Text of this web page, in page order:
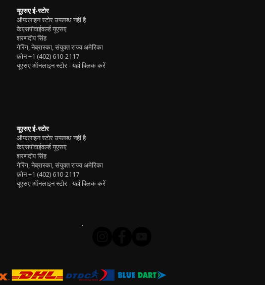
यूएसए ई-स्टोर
ऑफ़लाइन स्टोर उपलब्ध नहीं है
केएसपीवाईवर्ल्ड यूएसए
शरणदीप सिंह
गेरिंग, नेब्रास्का, संयुक्त राज्य अमेरिका
फ़ोन+1 (402) 610-2117
यूएसए ऑनलाइन स्टोर -यहां क्लिक करें
यूएसए ई-स्टोर
ऑफ़लाइन स्टोर उपलब्ध नहीं है
केएसपीवाईवर्ल्ड यूएसए
शरणदीप सिंह
गेरिंग, नेब्रास्का, संयुक्त राज्य अमेरिका
फ़ोन+1 (402) 610-2117
यूएसए ऑनलाइन स्टोर -यहां क्लिक करें